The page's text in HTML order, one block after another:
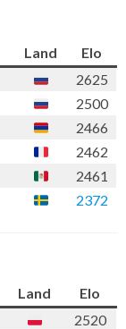
Land
Elo
2625
2500
2466
2462
2461
2372
Land
Elo
2520